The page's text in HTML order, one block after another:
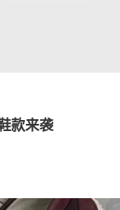
款来袭